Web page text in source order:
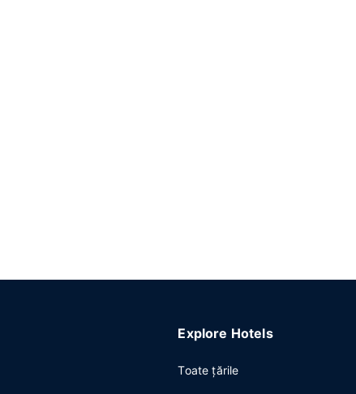
Explore Hotels
Toate ţările